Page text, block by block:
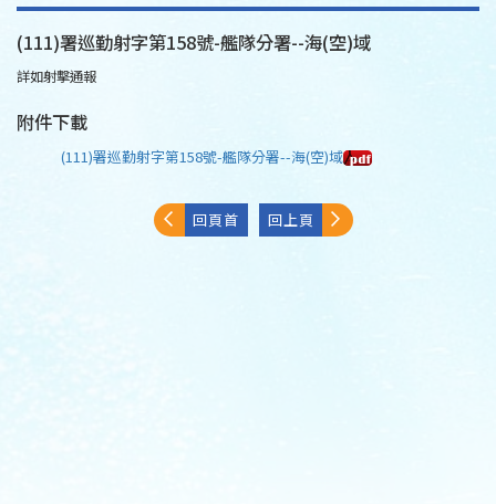
(111)署巡勤射字第158號-艦隊分署--海(空)域
詳如射擊通報
附件下載
(111)署巡勤射字第158號-艦隊分署--海(空)域
回頁首 回上頁